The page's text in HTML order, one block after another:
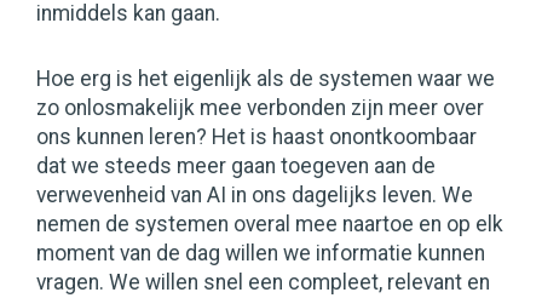
inmiddels kan gaan.
Hoe erg is het eigenlijk als de systemen waar we
zo onlosmakelijk mee verbonden zijn meer over
ons kunnen leren? Het is haast onontkoombaar
dat we steeds meer gaan toegeven aan de
verwevenheid van AI in ons dagelijks leven. We
nemen de systemen overal mee naartoe en op elk
moment van de dag willen we informatie kunnen
vragen. We willen snel een compleet, relevant en